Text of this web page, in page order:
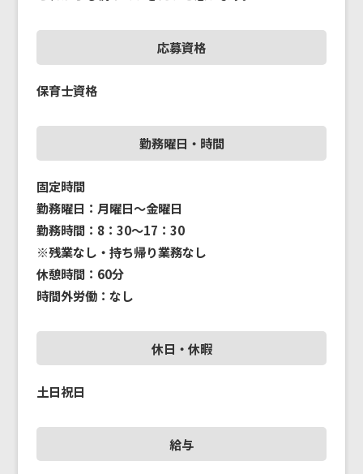
応募資格
保育士資格
勤務曜日・時間
固定時間
勤務曜日：月曜日～金曜日
勤務時間：8：30～17：30
※残業なし・持ち帰り業務なし
休憩時間：60分
時間外労働：なし
休日・休暇
土日祝日
給与